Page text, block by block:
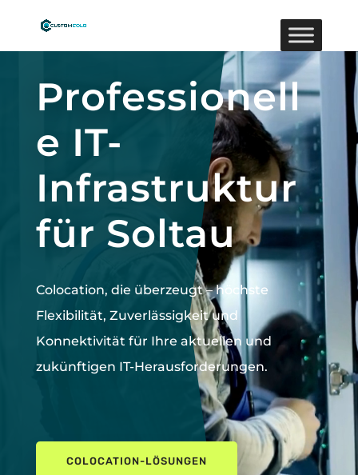
Professionell
e IT-
Infrastruktur
für Soltau
Colocation, die überzeugt –höchste
Flexibilität, Zuverlässigkeit und
Konnektivität für Ihre aktuellen und
zukünftigen IT-Herausforderungen.
COLOCATION-LÖSUNGEN